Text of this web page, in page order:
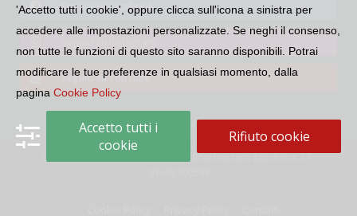
Seguici su Facebook
Seguici su YouTube
Copyright © 2026 Comunità Radiotelevisiva Italofona. CF:
'Accetto tutti i cookie', oppure clicca sull'icona a sinistra per
accedere alle impostazioni personalizzate. Se neghi il consenso,
non tutte le funzioni di questo sito saranno disponibili. Potrai
modificare le tue preferenze in qualsiasi momento, dalla
pagina Cookie Policy
Accetto tutti i
cookie
Rifiuto cookie